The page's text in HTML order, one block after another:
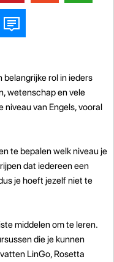
belangrijke rol in ieders
wetenschap en vele
niveau van Engels, vooral
te bepalen welk niveau je
dat iedereen een
je hoeft jezelf niet te
middelen om te leren.
die je kunnen
LinGo, Rosetta